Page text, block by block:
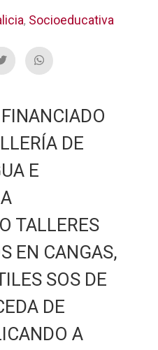
, Socioeducativa
DE
E
TALLERES
EN CANGAS,
SOS DE
DE
A